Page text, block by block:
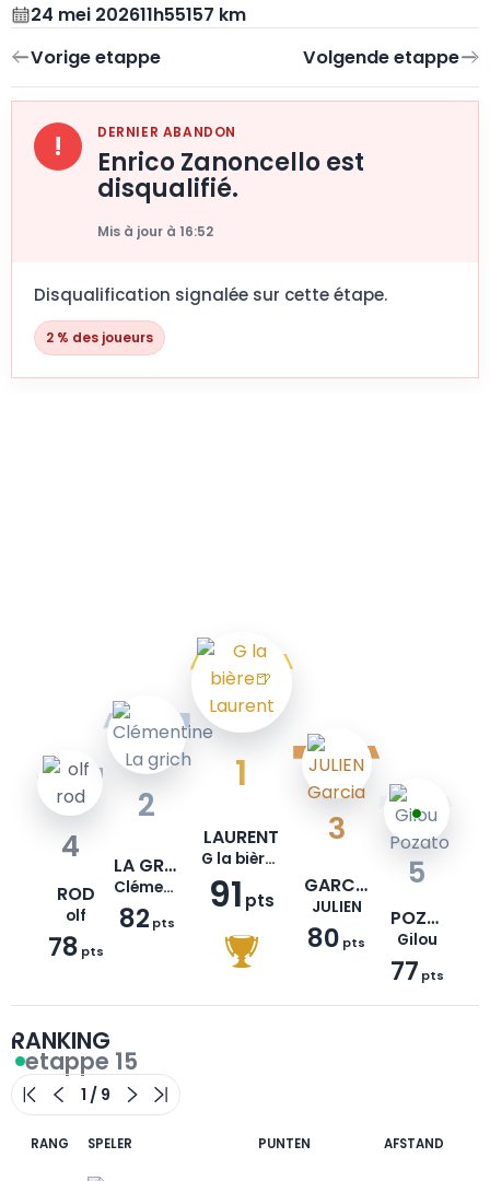
24 mei 202611h55157 km
! DERNIER ABANDON
Enrico Zanoncello est
disqualifié.
Mis à jour à 16:52
Disqualification signalée sur cette étape.
2 % des joueurs
1
LAURENT
G la bière🍺
91 pts
2
LA GRICH
Clémentine
82 pts
3
GARCIA
JULIEN
80 pts
4
ROD
olf
78 pts
5
POZATO
Gilou
77 pts
RANKING
etappe 15
RANG SPELER PUNTEN AFSTAND